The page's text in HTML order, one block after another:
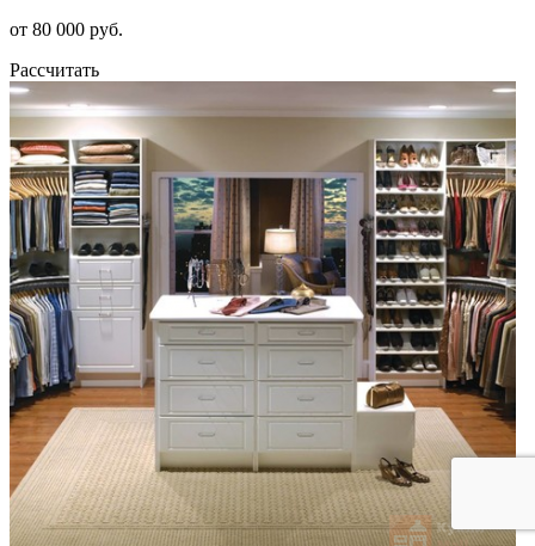
от 80 000 руб.
Рассчитать